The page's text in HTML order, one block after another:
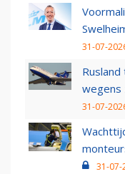
31-07-
wegens
31-07-
31-07-